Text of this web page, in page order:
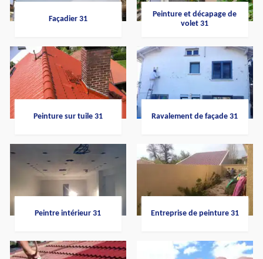
Façadier 31
Peinture et décapage de
volet 31
Peinture sur tuile 31 Ravalement de façade 31
Peintre intérieur 31 Entreprise de peinture 31